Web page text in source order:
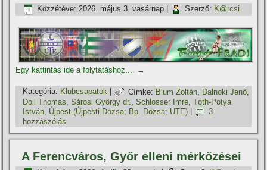
Közzétéve: 2026. május 3. vasárnap Szerző: K@rcsi
Egy kattintás ide a folytatáshoz.... →
Kategória: Klubcsapatok | Címke: Blum Zoltán Dalnoki Jenő
Doll Thomas,Sárosi György dr.,Schlosser Imre,Tóth-Potya
István Újpest (Újpesti Dózsa; Bp. Dózsa; UTE)
3
hozzászólás
A Ferencváros, Győr elleni mérkőzései